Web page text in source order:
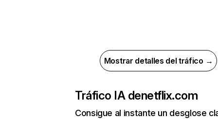
Mostrar detalles del tráfico →
Tráfico IA denetflix.com
Consigue al instante un desglose